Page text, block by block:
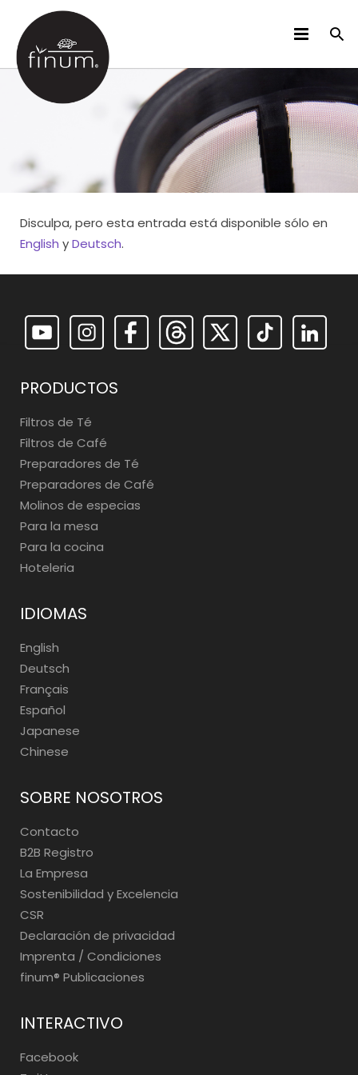
PRODUCTOS
VIDEOS
IDIOMAS
Disculpa, pero esta entrada está disponible sólo en
English yDeutsch.
PRODUCTOS
Filtros de Té
Filtros de Café
Preparadores de Té
Preparadores de Café
Molinos de especias
Para la mesa
Para la cocina
Hoteleria
IDIOMAS
English
Deutsch
Français
Español
Japanese
Chinese
SOBRE NOSOTROS
Contacto
B2B Registro
La Empresa
Sostenibilidad y Excelencia
CSR
Declaración de privacidad
Imprenta / Condiciones
finum®️ Publicaciones
INTERACTIVO
Facebook